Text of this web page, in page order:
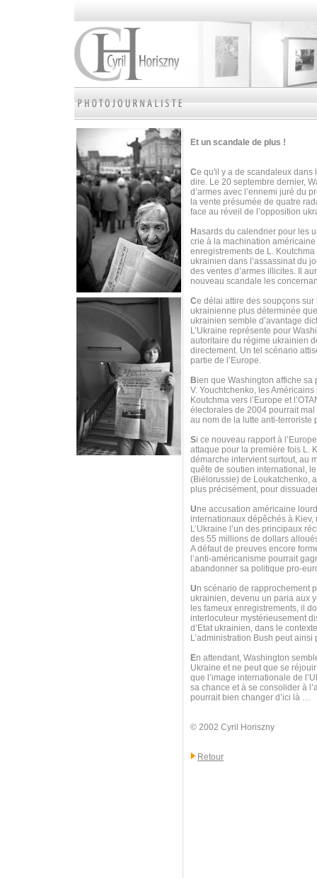
Et un scandale de plus !
Ce qu'il y a de scandaleux dans
dire. Le 20 septembre dernier,
d’armes avec l’ennemi juré du
la vente présumée de quatre
face au réveil de l’opposition
H asards du calendrier pour les
crie à la machination
enregistrements de L.
ukrainien dans l’assassinat du
des ventes d’armes illicites. Il
nouveau scandale les
Ce délai attire des soupçons
ukrainienne plus déterminée
ukrainien semble d’avantage
L’Ukraine représente pour
autoritaire du régime ukrainien
directement. Un tel scénario
partie de l’Europe.
Bien que Washington affiche
V. Youchtchenko, les
Koutchma vers l’Europe et
électorales de 2004 pourrait
au nom de la lutte anti-terroriste
Si ce nouveau rapport à
attaque pour la première fois L.
démarche intervient surtout, au
quête de soutien international,
(Biélorussie) de Loukatchenko,
plus précisément, pour
Une accusation américaine
internationaux dépêchés à
L’Ukraine l’un des principaux
des 55 millions de dollars
A défaut de preuves encore
l’anti-américanisme pourrait
abandonner sa politique pro-
Un scénario de rapprochement
ukrainien, devenu un paria aux
les fameux enregistrements, il
interlocuteur mystérieusement
d’Etat ukrainien, dans le
L’administration Bush peut
En attendant, Washington
Ukraine et ne peut que se
que l’image internationale de
sa chance et à se consolider à
pourrait bien changer d’ici là …
© 2002 Cyril Horiszny
Retour